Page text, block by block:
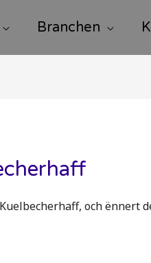
Branchen
och ënnert